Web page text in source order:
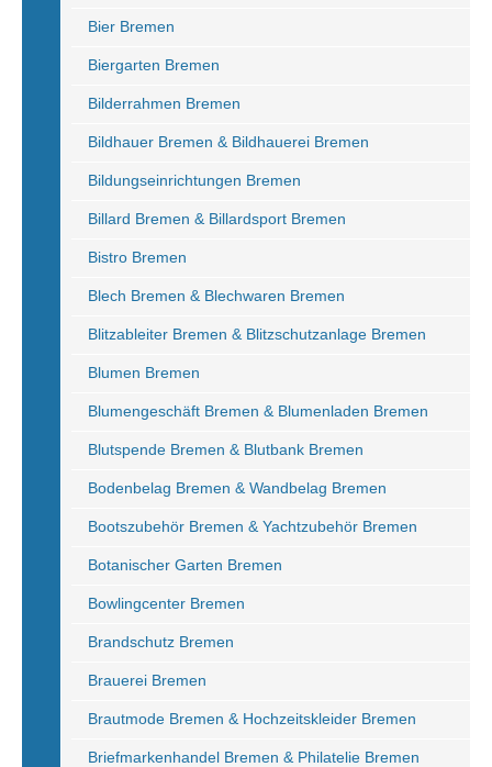
Bier Bremen
Biergarten Bremen
Bilderrahmen Bremen
Bildhauer Bremen & Bildhauerei Bremen
Bildungseinrichtungen Bremen
Billard Bremen & Billardsport Bremen
Bistro Bremen
Blech Bremen & Blechwaren Bremen
Blitzableiter Bremen & Blitzschutzanlage Bremen
Blumen Bremen
Blumengeschäft Bremen & Blumenladen Bremen
Blutspende Bremen & Blutbank Bremen
Bodenbelag Bremen & Wandbelag Bremen
Bootszubehör Bremen & Yachtzubehör Bremen
Botanischer Garten Bremen
Bowlingcenter Bremen
Brandschutz Bremen
Brauerei Bremen
Brautmode Bremen & Hochzeitskleider Bremen
Briefmarkenhandel Bremen & Philatelie Bremen